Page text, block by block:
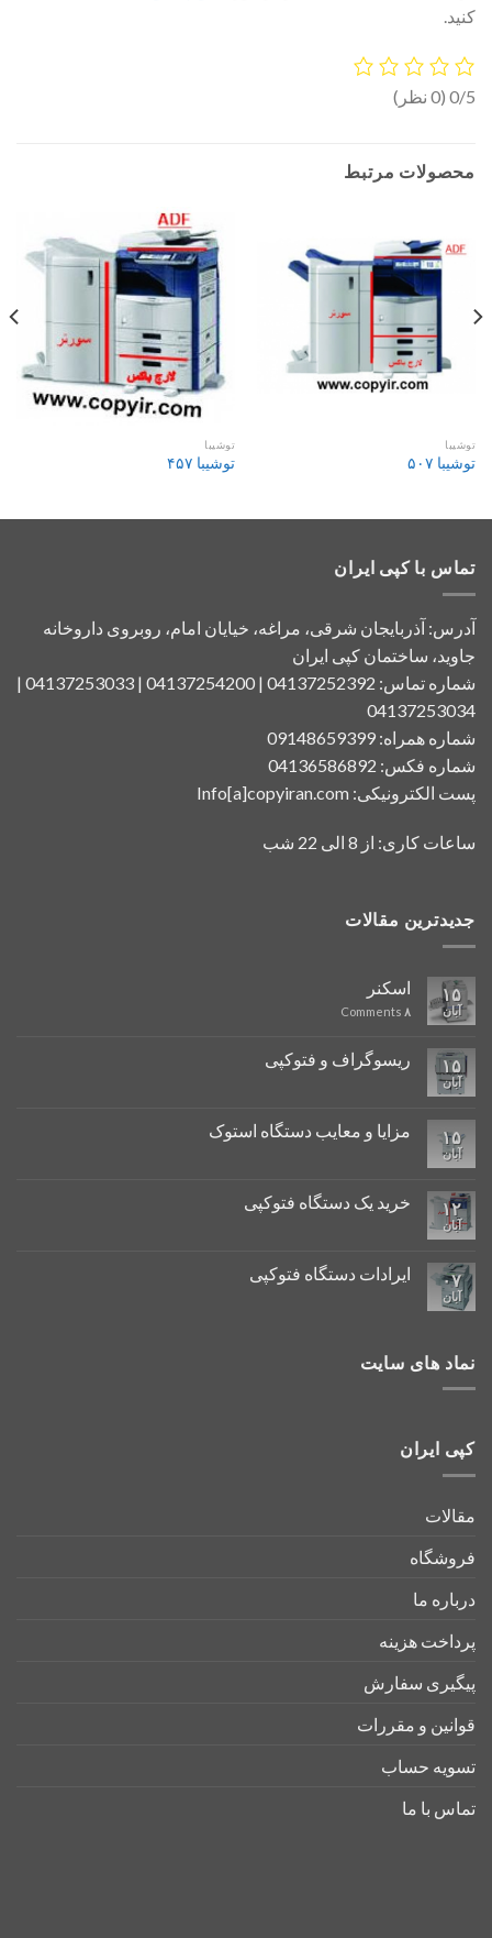
کنید.
0/5 (0 نظر)
محصولات مرتبط
توشیبا
توشیبا ۵۰۷
توشیبا
توشیبا ۴۵۷
تماس با کپی ایران
آدرس: آذربایجان شرقی، مراغه، خیایان امام، روبروی داروخانه
جاوید، ساختمان کپی ایران
شماره تماس: 04137252392 | 04137254200 | 04137253033 |
04137253034
شماره همراه: 09148659399
شماره فکس: 04136586892
پست الکترونیکی: Info[a]copyiran.com
ساعات کاری: از 8 الی 22 شب
جدیدترین مقالات
۱۵
آبان
اسکنر
۸
۱۵
آبان
ریسوگراف و فتوکپی
۱۵
آبان
مزایا و معایب دستگاه استوک
۱۲
آبان
خرید یک دستگاه فتوکپی
۰۷
آبان
ایرادات دستگاه فتوکپی
نماد های سایت
کپی ایران
مقالات
فروشگاه
درباره ما
پرداخت هزینه
پیگیری سفارش
قوانین و مقررات
تسویه حساب
تماس با ما